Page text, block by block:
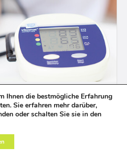
Blutzucker, BMI oder
lassen? Weitere
finden Sie hier.
Ihnen die bestmögliche Erfahrung
Sie erfahren mehr darüber,
oder schalten Sie sie in den